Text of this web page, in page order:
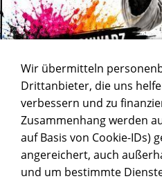
Wir übermitteln
Drittanbieter, die uns
verbessern und zu
Zusammenhang werden
auf Basis von Cookie-IDs)
angereichert, auch
und um bestimmte